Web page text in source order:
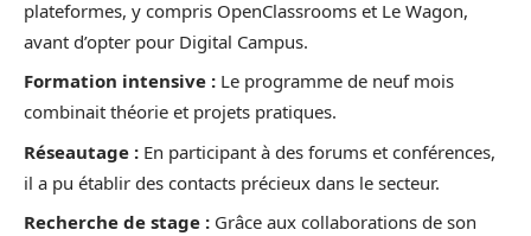
plateformes, y compris OpenClassrooms et Le Wagon,
avant d’opter pour Digital Campus.
Formation intensive : Le programme de neuf mois
combinait théorie et projets pratiques.
Réseautage : En participant à des forums et conférences,
il a pu établir des contacts précieux dans le secteur.
Recherche de stage : Grâce aux collaborations de son